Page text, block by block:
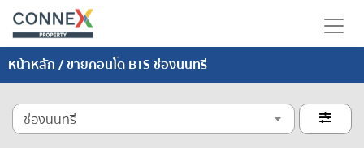
หน้าหลัก/ ขายคอนโด BTS ช่องนนทรี
ช่องนนทรี 